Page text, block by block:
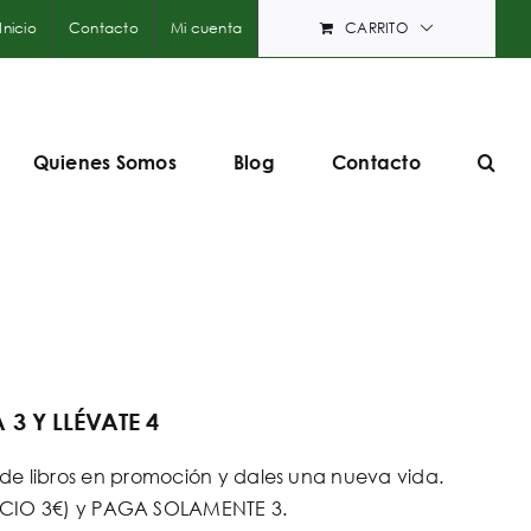
Inicio Contacto Mi cuenta CARRITO
Quienes Somos Blog Contacto
Y LLÉVATE 4
libros en promoción y dales una nueva vida.
3€) y PAGA SOLAMENTE 3.